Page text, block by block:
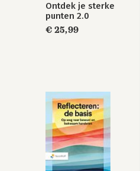
Ontdek je sterke
punten 2.0
€ 25,99